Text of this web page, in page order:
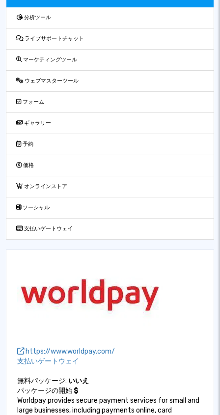
分析ツール
ライブサポートチャット
マーケティングツール
ウェブマスターツール
フォーム
ギャラリー
予約
価格
オンラインストア
ソーシャル
支払いゲートウェイ
https://www.worldpay.com/
支払いゲートウェイ
無料パッケージ: いいえ
パッケージの開始$
Worldpay provides secure payment services for small and
large businesses, including payments online, card